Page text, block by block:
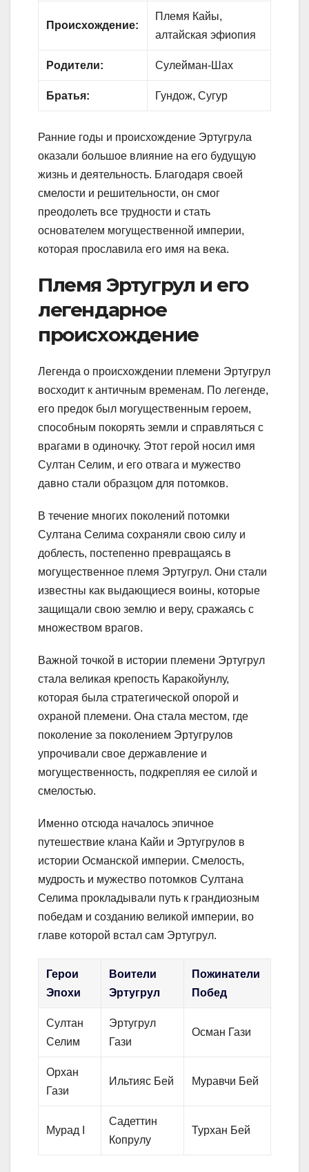
Происхождение:
Племя Кайы,
алтайская эфиопия
Родители: Сулейман-Шах
Братья: Гундож, Сугур
Ранние годы и происхождение Эртугрула
оказали большое влияние на его будущую
жизнь и деятельность. Благодаря своей
смелости и решительности, он смог
преодолеть все трудности и стать
основателем могущественной империи,
которая прославила его имя на века.
Племя Эртугрул и его
легендарное
происхождение
Легенда о происхождении племени Эртугрул
восходит к античным временам. По легенде,
его предок был могущественным героем,
способным покорять земли и справляться с
врагами в одиночку. Этот герой носил имя
Султан Селим, и его отвага и мужество
давно стали образцом для потомков.
В течение многих поколений потомки
Султана Селима сохраняли свою силу и
доблесть, постепенно превращаясь в
могущественное племя Эртугрул. Они стали
известны как выдающиеся воины, которые
защищали свою землю и веру, сражаясь с
множеством врагов.
Важной точкой в истории племени Эртугрул
стала великая крепость Каракойунлу,
которая была стратегической опорой и
охраной племени. Она стала местом, где
поколение за поколением Эртугрулов
упрочивали свое державление и
могущественность, подкрепляя ее силой и
смелостью.
Именно отсюда началось эпичное
путешествие клана Кайи и Эртугрулов в
истории Османской империи. Смелость,
мудрость и мужество потомков Султана
Селима прокладывали путь к грандиозным
победам и созданию великой империи, во
главе которой встал сам Эртугрул.
Герои
Эпохи
Воители
Эртугрул
Пожинатели
Побед
Султан
Селим
Эртугрул
Гази
Осман Гази
Орхан
Гази
Ильтияс Бей Муравчи Бей
Мурад I
Садеттин
Копрулу
Турхан Бей